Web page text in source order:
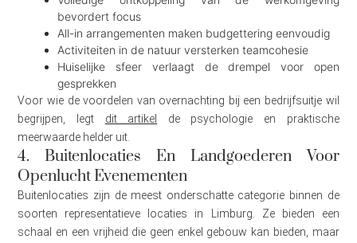
bevordert focus
All-in arrangementen maken budgettering eenvoudig
Activiteiten in de natuur versterken teamcohesie
Huiselijke sfeer verlaagt de drempel voor open
gesprekken
Voor wie de voordelen van overnachting bij een bedrijfsuitje wil
begrijpen, legt dit artikel
de psychologie en praktische
meerwaarde helder uit.
4. Buitenlocaties En Landgoederen Voor
Openlucht Evenementen
Buitenlocaties zijn de meest onderschatte categorie binnen de
soorten representatieve locaties in Limburg. Ze bieden een
schaal en een vrijheid die geen enkel gebouw kan bieden, maar